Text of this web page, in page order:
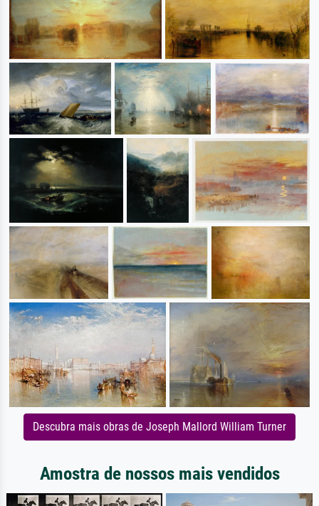
Descubra mais obras de Joseph Mallord William Turner
Amostra de nossos mais vendidos